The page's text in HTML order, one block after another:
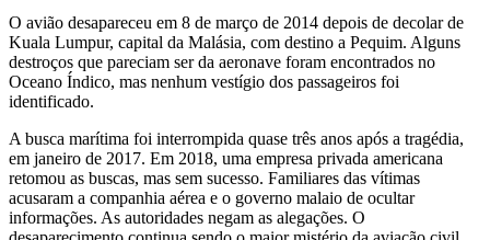
O avião desapareceu em 8 de março de 2014 depois de decolar de
Kuala Lumpur, capital da Malásia, com destino a Pequim. Alguns
destroços que pareciam ser da aeronave foram encontrados no
Oceano Índico, mas nenhum vestígio dos passageiros foi
identificado.
A busca marítima foi interrompida quase três anos após a tragédia,
em janeiro de 2017. Em 2018, uma empresa privada americana
retomou as buscas, mas sem sucesso. Familiares das vítimas
acusaram a companhia aérea e o governo malaio de ocultar
informações. As autoridades negam as alegações. O